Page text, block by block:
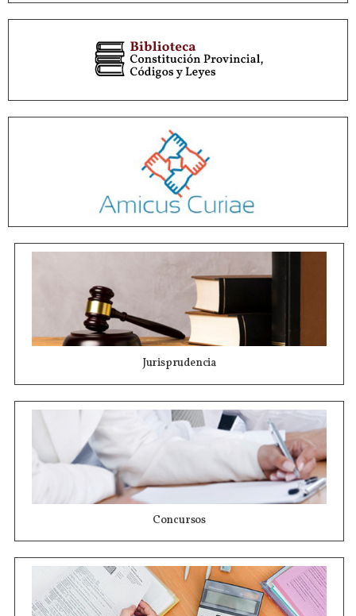
Jurisprudencia
Concursos